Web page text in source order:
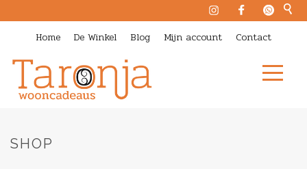
Home De Winkel Blog Mijn account Contact
SHOP